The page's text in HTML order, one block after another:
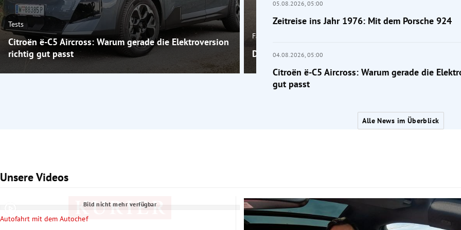
Tests
Citroën ë-C5 Aircross: Warum gerade die Elektroversion
richtig gut passt
Fahrbericht
Die neue Honda WN7: Lautlos, aber nicht unauffällig
05.08.2026, 05:00
Zeitreise ins Jahr 1976: Mit dem Porsche 924
04.08.2026, 05:00
Citroën ë-C5 Aircross: Warum gerade die
gut passt
Alle News im Überblick
Unsere Videos
Slide 1 von 4
Bild nicht mehr verfügbar
Autofahrt mit dem Autochef